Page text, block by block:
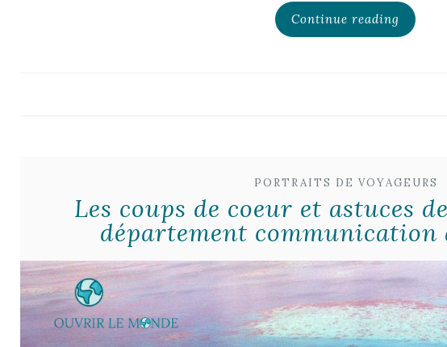
Continue reading
PORTRAITS DE VOYAGEURS
Les coups de coeur et astuces
département communication